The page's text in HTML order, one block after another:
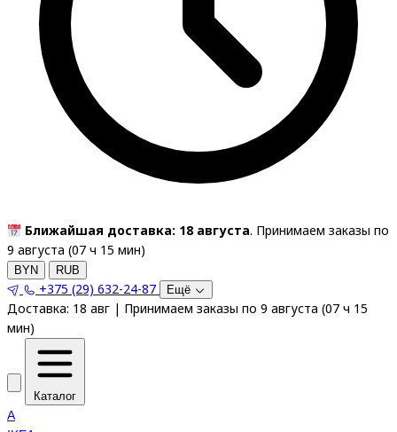
Ближайшая доставка: 18 августа. Принимаем заказы по
9 августа (07 ч 15 мин)
BYN RUB
+375 (29) 632-24-87 Ещё
Доставка: 18 авг | Принимаем заказы по 9 августа (07 ч 15
мин)
Каталог
A